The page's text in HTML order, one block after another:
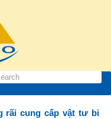
rãi cung cấp vật tư bi